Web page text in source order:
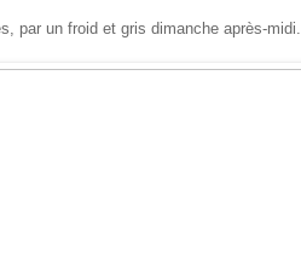
par un froid et gris dimanche après-midi.